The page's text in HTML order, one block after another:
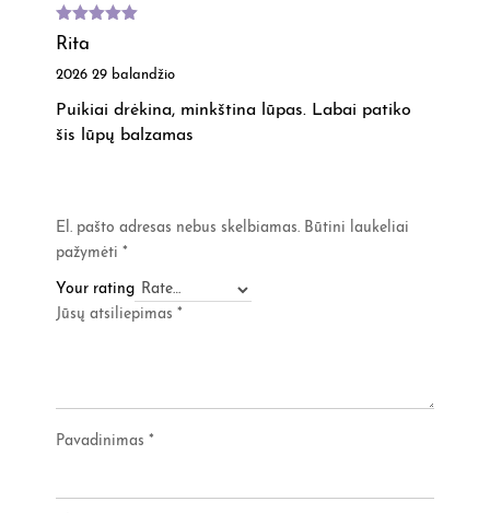
Rita
2026 29 balandžio
Įvertinimas
:5iš 5
Puikiai drėkina, minkština lūpas. Labai patiko
šis lūpų balzamas
El. pašto adresas nebus skelbiamas. Būtini laukeliai
pažymėti*
Your rating
Jūsų atsiliepimas*
Pavadinimas*